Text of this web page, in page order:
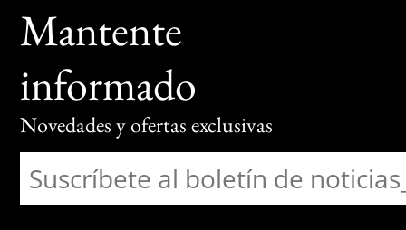
Mantente
informado
Novedades y ofertas exclusivas